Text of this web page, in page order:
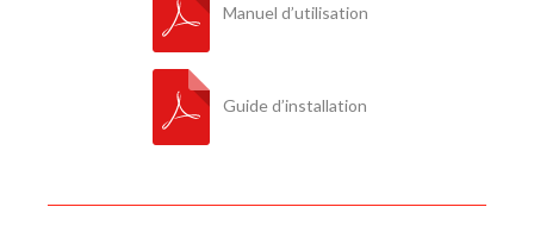
Manuel d’utilisation
Guide d’installation